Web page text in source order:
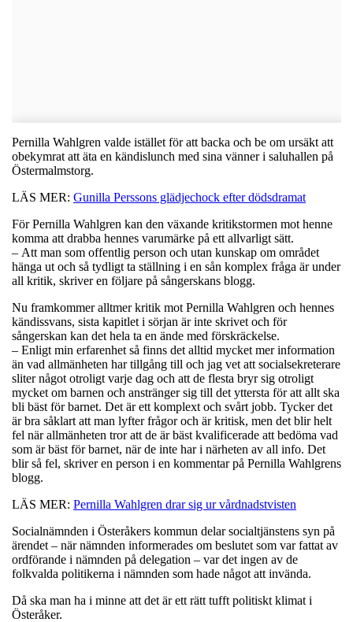
Pernilla Wahlgren valde istället för att backa och be om ursäkt att
obekymrat att äta en kändislunch med sina vänner i saluhallen på
Östermalmstorg.
LÄS MER: Gunilla Perssons glädjechock efter dödsdramat
För Pernilla Wahlgren kan den växande kritikstormen mot henne
komma att drabba hennes varumärke på ett allvarligt sätt.
– Att man som offentlig person och utan kunskap om området
hänga ut och så tydligt ta ställning i en sån komplex fråga är under
all kritik, skriver en följare på sångerskans blogg.
Nu framkommer alltmer kritik mot Pernilla Wahlgren och hennes
kändissvans, sista kapitlet i sörjan är inte skrivet och för
sångerskan kan det hela ta en ände med förskräckelse.
– Enligt min erfarenhet så finns det alltid mycket mer information
än vad allmänheten har tillgång till och jag vet att socialsekreterare
sliter något otroligt varje dag och att de flesta bryr sig otroligt
mycket om barnen och anstränger sig till det yttersta för att allt ska
bli bäst för barnet. Det är ett komplext och svårt jobb. Tycker det
är bra såklart att man lyfter frågor och är kritisk, men det blir helt
fel när allmänheten tror att de är bäst kvalificerade att bedöma vad
som är bäst för barnet, när de inte har i närheten av all info. Det
blir så fel, skriver en person i en kommentar på Pernilla Wahlgrens
blogg.
LÄS MER: Pernilla Wahlgren drar sig ur vårdnadstvisten
Socialnämnden i Österåkers kommun delar socialtjänstens syn på
ärendet – när nämnden informerades om beslutet som var fattat av
ordförande i nämnden på delegation – var det ingen av de
folkvalda politikerna i nämnden som hade något att invända.
Då ska man ha i minne att det är ett rätt tufft politiskt klimat i
Österåker.